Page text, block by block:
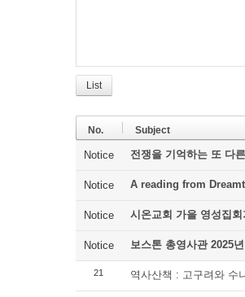
List
No. Subject
Notice 전쟁을 기억하는 또 다
Notice A reading from
Notice 시온교회 가을 영성집
Notice 보스톤 총영사관 2025
21 역사산책 : 고구려와 수